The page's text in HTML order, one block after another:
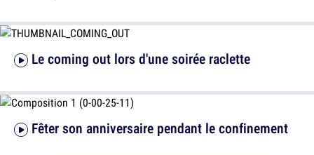
Le coming out lors d'une soirée raclette
Fêter son anniversaire pendant le confinement